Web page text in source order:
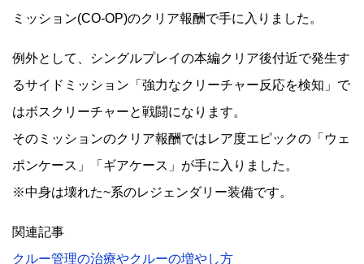
ミッション(CO-OP)のクリア報酬で手に入りました。
例外として、シングルプレイの本編クリア後付近で発生す
るサイドミッション「強力なクリーチャー反応を検知」で
はボスクリーチャーと戦闘になります。
そのミッションのクリア報酬ではレア度エピックの「ウェ
ポンケース」「ギアケース」が手に入りました。
※中身は壊れた~系のレジェンダリー装備です。
関連記事
クルー管理の治療やクルーの増やし方